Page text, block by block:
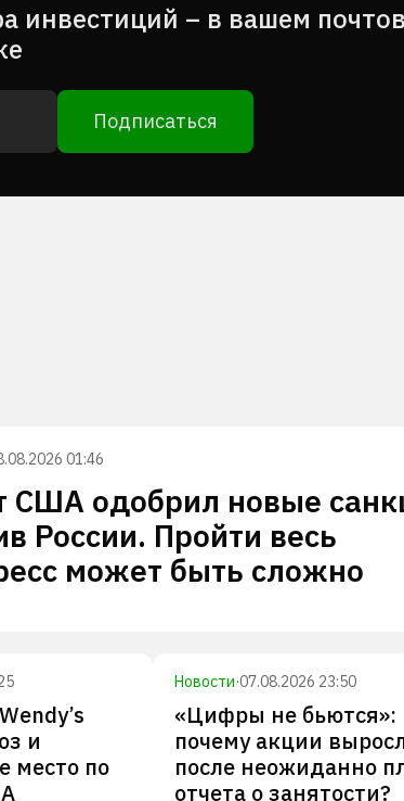
инвестиций – в вашем
Подписаться
01:46
США одобрил новые
России. Пройти весь
может быть сложно
и
место по
Новости·07.08.2026 23:50
«Цифры не бьются»:
почему акции
после неожиданно
отчета о занятости?